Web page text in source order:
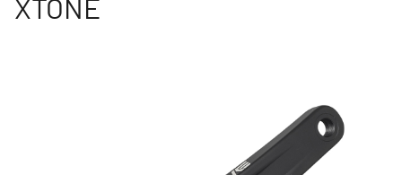
XTONE